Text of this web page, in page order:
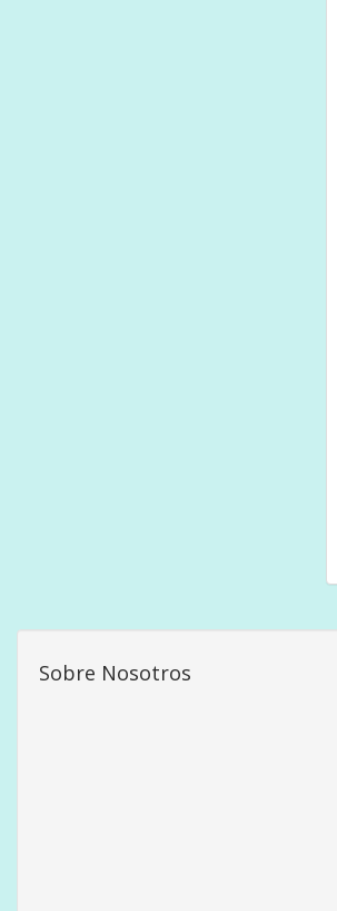
Sobre Nosotros